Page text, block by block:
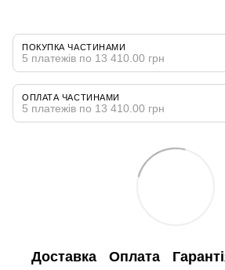
ПОКУПКА ЧАСТИНАМИ
5 платежів по 13 410.00 грн
ОПЛАТА ЧАСТИНАМИ
5 платежів по 13 410.00 грн
Доставка Оплата